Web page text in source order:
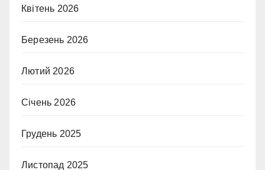
Квітень 2026
Березень 2026
Лютий 2026
Січень 2026
Грудень 2025
Листопад 2025